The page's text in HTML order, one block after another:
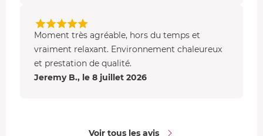
Moment très agréable, hors du temps et
vraiment relaxant. Environnement chaleureux
et prestation de qualité.
Jeremy B., le 8 juillet 2026
Voir tous les avis